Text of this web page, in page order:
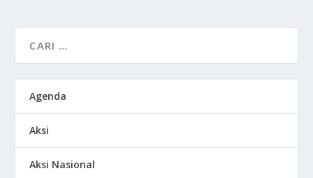
Agenda
Aksi
Aksi Nasional